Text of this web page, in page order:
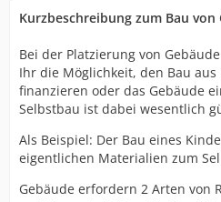
Kurzbeschreibung zum Bau von
Bei der Platzierung von
Ihr die Möglichkeit, den Bau
finanzieren oder das Gebäude
Selbstbau ist dabei wesentlich
Als Beispiel: Der Bau eines
eigentlichen Materialien zum
Gebäude erfordern 2 Arten von